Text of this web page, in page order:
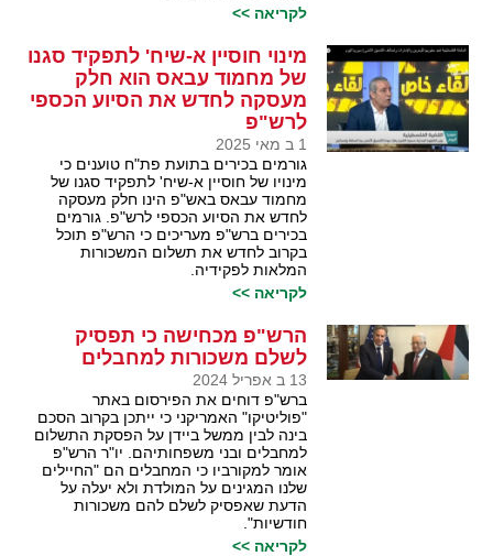
לקריאה >>
מינוי חוסיין א-שיח' לתפקיד סגנו
של מחמוד עבאס הוא חלק
מעסקה לחדש את הסיוע הכספי
לרש"פ
1 ב מאי 2025
גורמים בכירים בתועת פת"ח טוענים כי
מינויו של חוסיין א-שיח' לתפקיד סגנו של
מחמוד עבאס באש"פ הינו חלק מעסקה
לחדש את הסיוע הכספי לרש"פ. גורמים
בכירים ברש"פ מעריכים כי הרש"פ תוכל
בקרוב לחדש את תשלום המשכורות
המלאות לפקידיה.
לקריאה >>
הרש"פ מכחישה כי תפסיק
לשלם משכורות למחבלים
13 ב אפריל 2024
ברש"פ דוחים את הפירסום באתר
"פוליטיקו" האמריקני כי ייתכן בקרוב הסכם
בינה לבין ממשל ביידן על הפסקת התשלום
למחבלים ובני משפחותיהם. יו"ר הרש"פ
אומר למקורביו כי המחבלים הם "החיילים
שלנו המגינים על המולדת ולא יעלה על
הדעת שאפסיק לשלם להם משכורות
חודשיות".
לקריאה >>